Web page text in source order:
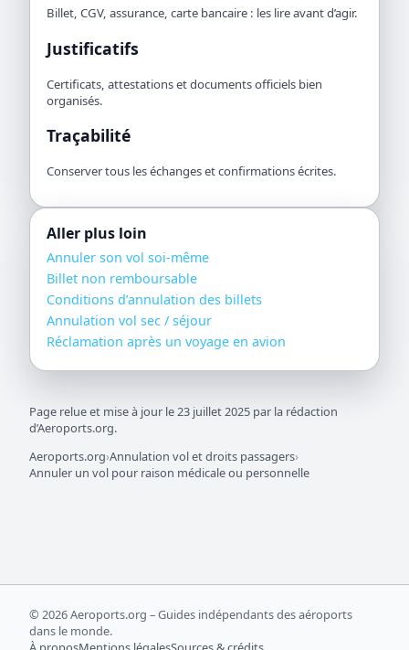
Billet, CGV, assurance, carte bancaire : les lire avant d’agir.
Justificatifs
Certificats, attestations et documents officiels bien
organisés.
Traçabilité
Conserver tous les échanges et confirmations écrites.
Aller plus loin
Annuler son vol soi-même
Billet non remboursable
Conditions d’annulation des billets
Annulation vol sec / séjour
Réclamation après un voyage en avion
Page relue et mise à jour le 23 juillet 2025 par la rédaction
d’Aeroports.org.
Aeroports.org›Annulation vol et droits passagers›
Annuler un vol pour raison médicale ou personnelle
© 2026Aeroports.org – Guides indépendants des aéroports
dans le monde.